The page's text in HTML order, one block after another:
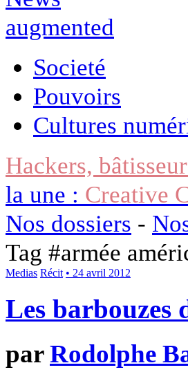
Societé
Pouvoirs
Cultures
Hackers,
la une : Creative
Nos dossiers -
Tag #armée
Medias Récit • 24 avril 2012
Les barbouzes
parRodolphe